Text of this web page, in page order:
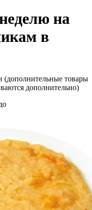
на
в
(дополнительные товары
дополнительно)